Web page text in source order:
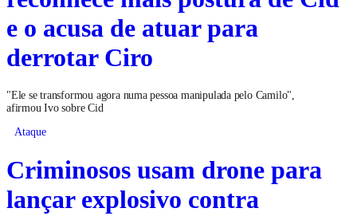
e o acusa de atuar para
derrotar Ciro
"Ele se transformou agora numa pessoa manipulada pelo Camilo",
afirmou Ivo sobre Cid
Ataque
Criminosos usam drone para
lançar explosivo contra